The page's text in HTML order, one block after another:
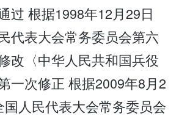
过 根据1998年12月29日
代表大会常务委员会第六
改〈中华人民共和国兵役
一次修正 根据2009年8月2
人民代表大会常务委员会